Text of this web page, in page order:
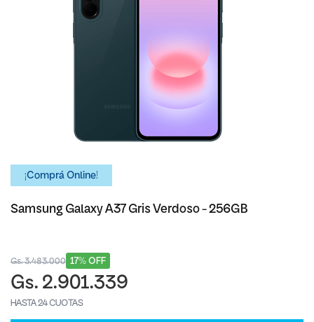
¡Comprá Online!
Samsung Galaxy A37 Gris Verdoso - 256GB
17% OFF
Gs. 3.483.000
Gs. 2.901.339
HASTA 24 CUOTAS